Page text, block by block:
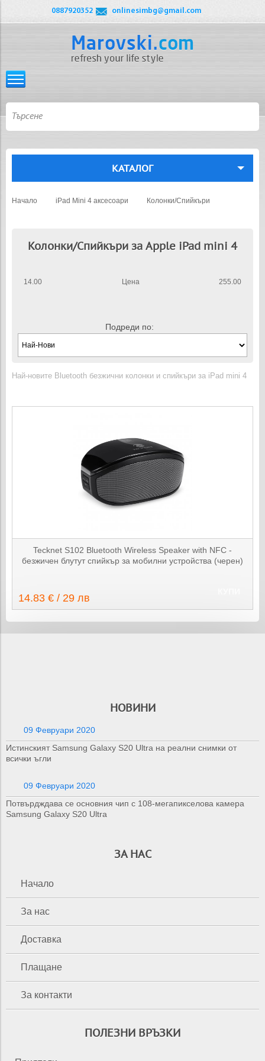
0887920352 onlinesimbg@gmail.com
КАТАЛОГ
Начало iPad Mini 4 аксесоари Колонки/Спийкъри
Колонки/Спийкъри за Apple iPad mini 4
14.00 255.00
Цена
Подреди по:
Най-новите Bluetooth безжични колонки и спийкъри за iPad mini 4
Tecknet S102 Bluetooth Wireless Speaker with NFC -
безжичен блутут спийкър за мобилни устройства (черен)
14.83 € / 29 лв
НОВИНИ
09 Февруари 2020
Истинският Samsung Galaxy S20 Ultra на реални снимки от
всички ъгли
09 Февруари 2020
Потвърдждава се основния чип с 108-мегапикселова камера
Samsung Galaxy S20 Ultra
ЗА НАС
Начало
За нас
Доставка
Плащане
За контакти
ПОЛЕЗНИ ВРЪЗКИ